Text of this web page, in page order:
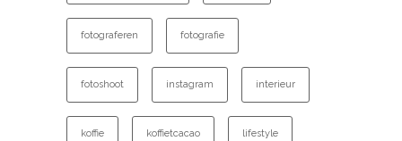
fotograferen fotografie
fotoshoot instagram interieur
koffie koffietcacao lifestyle